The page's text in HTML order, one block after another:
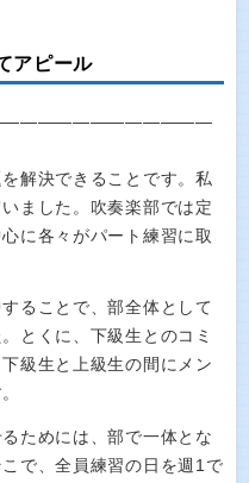
アピール
解決できることです。私
ました。吹奏楽部では定
に各々がパート練習に取
ることで、部全体として
とくに、下級生とのコミ
級生と上級生の間にメン
ためには、部で一体とな
で、全員練習の日を週1で